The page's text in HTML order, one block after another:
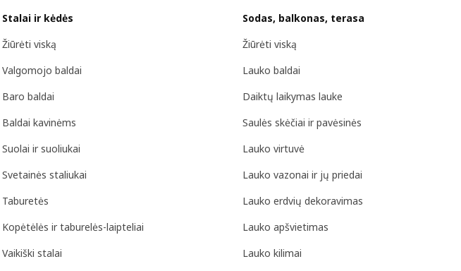
Stalai ir kėdės
Žiūrėti viską
Valgomojo baldai
Baro baldai
Baldai kavinėms
Suolai ir suoliukai
Svetainės staliukai
Taburetės
Kopėtėlės ir taburelės-laipteliai
Vaikiški stalai
Sodas, balkonas, terasa
Žiūrėti viską
Lauko baldai
Daiktų laikymas lauke
Saulės skėčiai ir pavėsinės
Lauko virtuvė
Lauko vazonai ir jų priedai
Lauko erdvių dekoravimas
Lauko apšvietimas
Lauko kilimai